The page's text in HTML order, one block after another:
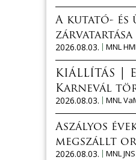
A kutató-
zárvatartása
2026.08.03.
MNL HML
KIÁLLÍTÁS │
Karnevál
2026.08.03.
MNL
Aszályos
megszállt
2026.08.03.
MNL